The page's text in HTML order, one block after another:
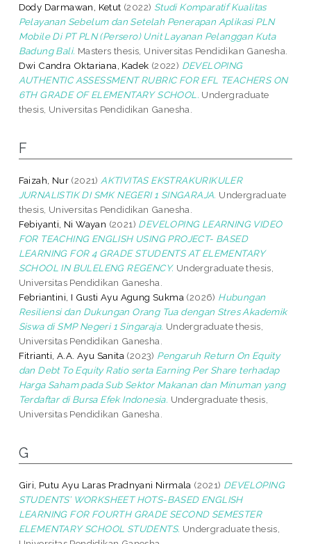
Dody Darmawan, Ketut (2022) Studi Komparatif Kualitas
Pelayanan Sebelum dan Setelah Penerapan Aplikasi PLN
Mobile Di PT PLN (Persero) Unit Layanan Pelanggan Kuta
Badung Bali. Masters thesis, Universitas Pendidikan Ganesha.
Dwi Candra Oktariana, Kadek (2022) DEVELOPING
AUTHENTIC ASSESSMENT RUBRIC FOR EFL TEACHERS ON
6TH GRADE OF ELEMENTARY SCHOOL. Undergraduate
thesis, Universitas Pendidikan Ganesha.
F
Faizah, Nur (2021) AKTIVITAS EKSTRAKURIKULER
JURNALISTIK DI SMK NEGERI 1 SINGARAJA. Undergraduate
thesis, Universitas Pendidikan Ganesha.
Febiyanti, Ni Wayan (2021) DEVELOPING LEARNING VIDEO
FOR TEACHING ENGLISH USING PROJECT- BASED
LEARNING FOR 4 GRADE STUDENTS AT ELEMENTARY
SCHOOL IN BULELENG REGENCY. Undergraduate thesis,
Universitas Pendidikan Ganesha.
Febriantini, I Gusti Ayu Agung Sukma (2026) Hubungan
Resiliensi dan Dukungan Orang Tua dengan Stres Akademik
Siswa di SMP Negeri 1 Singaraja. Undergraduate thesis,
Universitas Pendidikan Ganesha.
Fitrianti, A.A. Ayu Sanita (2023) Pengaruh Return On Equity
dan Debt To Equity Ratio serta Earning Per Share terhadap
Harga Saham pada Sub Sektor Makanan dan Minuman yang
Terdaftar di Bursa Efek Indonesia. Undergraduate thesis,
Universitas Pendidikan Ganesha.
G
Giri, Putu Ayu Laras Pradnyani Nirmala (2021) DEVELOPING
STUDENTS’ WORKSHEET HOTS-BASED ENGLISH
LEARNING FOR FOURTH GRADE SECOND SEMESTER
ELEMENTARY SCHOOL STUDENTS. Undergraduate thesis,